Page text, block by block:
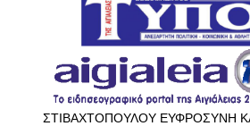
ΣΤΙΒΑΧΤΟΠΟΥΛΟΥ ΕΥΦΡΟΣΥΝΗ